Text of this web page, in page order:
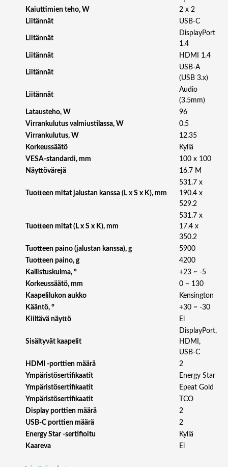
-
Kaiuttimien teho, W
2 x 2
Liitännät
USB-C
Liitännät
DisplayPort
1.4
Liitännät
HDMI 1.4
Liitännät
USB-A
(USB 3.x)
Liitännät
Audio
(3.5mm)
Latausteho, W
96
Virrankulutus valmiustilassa, W
0.5
Virrankulutus, W
12.35
Korkeussäätö
Kyllä
VESA-standardi, mm
100 x 100
Näyttövärejä
16.7 M
Tuotteen mitat jalustan kanssa (L x S x K), mm
531.7 x
190.4 x
529.2
Tuotteen mitat (L x S x K), mm
531.7 x
17.4 x
350.2
Tuotteen paino (jalustan kanssa), g
5900
Tuotteen paino, g
4200
Kallistuskulma, °
+23 ~ -5
Korkeussäätö, mm
0 – 130
Kaapelilukon aukko
Kensington
Kääntö, °
+30 ~ -30
Kiiltävä näyttö
Ei
Sisältyvät kaapelit
DisplayPort,
HDMI,
USB-C
HDMI -porttien määrä
2
Ympäristösertifikaatit
Energy Star
Ympäristösertifikaatit
Epeat Gold
Ympäristösertifikaatit
TCO
Display porttien määrä
2
USB-C porttien määrä
2
Energy Star -sertifioitu
Kyllä
Kaareva
Ei